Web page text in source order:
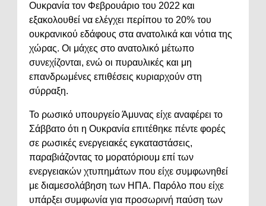
Ουκρανία τον Φεβρουάριο του 2022 και
εξακολουθεί να ελέγχει περίπου το 20% του
ουκρανικού εδάφους στα ανατολικά και νότια της
χώρας. Οι μάχες στο ανατολικό μέτωπο
συνεχίζονται, ενώ οι πυραυλικές και μη
επανδρωμένες επιθέσεις κυριαρχούν στη
σύρραξη.
Το ρωσικό υπουργείο Άμυνας είχε αναφέρει το
Σάββατο ότι η Ουκρανία επιτέθηκε πέντε φορές
σε ρωσικές ενεργειακές εγκαταστάσεις,
παραβιάζοντας το μορατόριουμ επί των
ενεργειακών χτυπημάτων που είχε συμφωνηθεί
με διαμεσολάβηση των ΗΠΑ. Παρόλο που είχε
υπάρξει συμφωνία για προσωρινή παύση των